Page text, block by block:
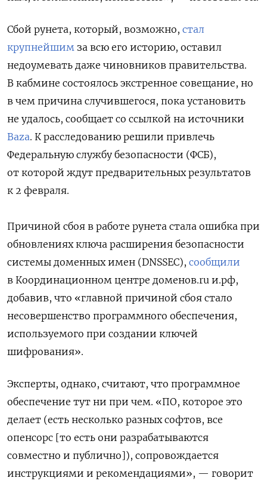
Сбой рунета, который, возможно, стал
крупнейшим за всю его историю, оставил
недоумевать даже чиновников правительства.
В кабмине состоялось экстренное совещание, но
в чем причина случившегося, пока установить
не удалось, сообщает со ссылкой на источники
Baza. К расследованию решили привлечь
Федеральную службу безопасности (ФСБ),
от которой ждут предварительных результатов
к 2 февраля.
Причиной сбоя в работе рунета стала ошибка при
обновлениях ключа расширения безопасности
системы доменных имен (DNSSEC), сообщили
в Координационном центре доменов.ru и.рф,
добавив, что «главной причиной сбоя стало
несовершенство программного обеспечения,
используемого при создании ключей
шифрования».
Эксперты, однако, считают, что программное
обеспечение тут ни при чем. «ПО, которое это
делает (есть несколько разных софтов, все
опенсорс [то есть они разрабатываются
совместно и публично]), сопровождается
инструкциями и рекомендациями», — говорит